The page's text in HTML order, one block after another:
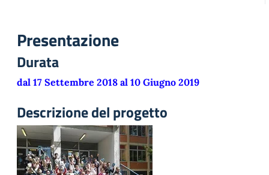
Presentazione
Durata
dal 17 Settembre 2018 al 10 Giugno 2019
Descrizione del progetto